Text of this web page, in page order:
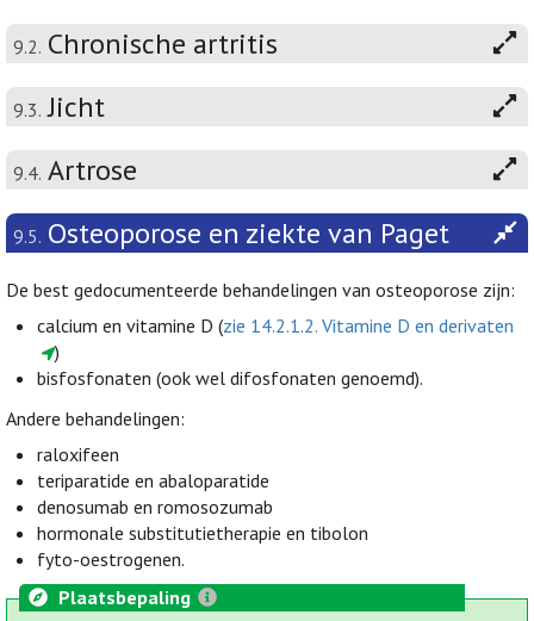
9.2. Chronische artritis
9.3. Jicht
9.4. Artrose
9.5. Osteoporose en ziekte van Paget
De best gedocumenteerde behandelingen van osteoporose zijn:
calcium en vitamine D (zie 14.2.1.2. Vitamine D en derivaten
)
bisfosfonaten (ook wel difosfonaten genoemd).
Andere behandelingen:
raloxifeen
teriparatide en abaloparatide
denosumab en romosozumab
hormonale substitutietherapie en tibolon
fyto-oestrogenen.
Plaatsbepaling